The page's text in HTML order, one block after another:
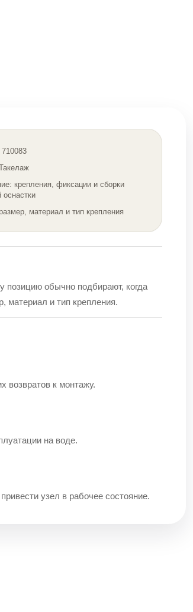
крепления, фиксации и сборки
оснастки
материал и тип крепления
позицию обычно подбирают, когда
материал и тип крепления.
возвратов к монтажу.
на воде.
узел в рабочее состояние.